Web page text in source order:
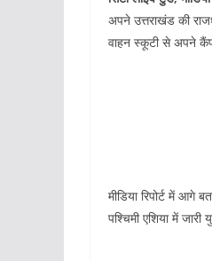
अपने उत्तराखंड की
वाहन स्कूटी से अपने
मीडिया रिपोर्ट में आगे
पश्चिमी एशिया में